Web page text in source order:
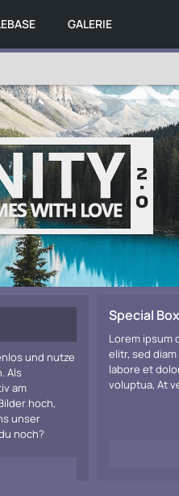
GALERIE
und nutze
Als
am
hoch,
unser
noch?
Special Box
Lorem ipsum
elitr, sed
labore et
voluptua, At